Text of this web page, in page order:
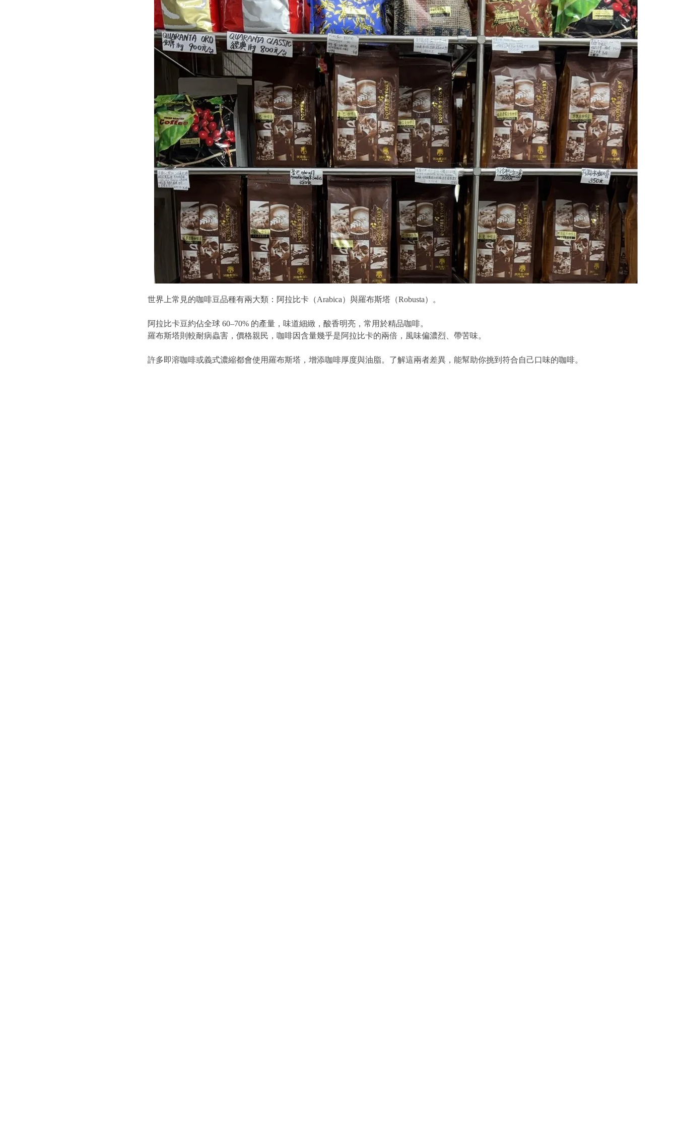
世界上常見的咖啡豆品種有兩大類：阿拉比卡（Arabica）與羅布斯塔（Robusta）。
阿拉比卡豆約佔全球 60–70% 的產量，味道細緻，酸香明亮，常用於精品咖啡。
羅布斯塔則較耐病蟲害，價格親民，咖啡因含量幾乎是阿拉比卡的兩倍，風味偏濃烈、帶苦味。
許多即溶咖啡或義式濃縮都會使用羅布斯塔，增添咖啡厚度與油脂。了解這兩者差異，能幫助你挑到符合自己口味的咖啡。